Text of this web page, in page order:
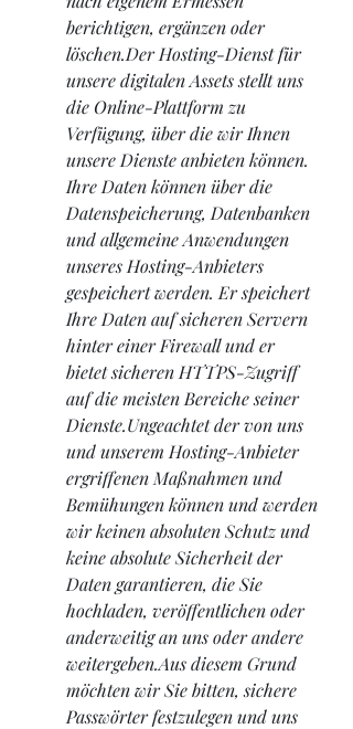
berichtigen, ergänzen oder
löschen.Der Hosting-Dienst für
unsere digitalen Assets stellt uns
die Online-Plattform zu
Verfügung, über die wir Ihnen
unsere Dienste anbieten können.
Ihre Daten können über die
Datenspeicherung, Datenbanken
und allgemeine Anwendungen
unseres Hosting-Anbieters
gespeichert werden. Er speichert
Ihre Daten auf sicheren Servern
hinter einer Firewall und er
bietet sicheren HTTPS-Zugriff
auf die meisten Bereiche seiner
Dienste.Ungeachtet der von uns
und unserem Hosting-Anbieter
ergriffenen Maßnahmen und
Bemühungen können und werden
wir keinen absoluten Schutz und
keine absolute Sicherheit der
Daten garantieren, die Sie
hochladen, veröffentlichen oder
anderweitig an uns oder andere
weitergeben.Aus diesem Grund
möchten wir Sie bitten, sichere
Passwörter festzulegen und uns